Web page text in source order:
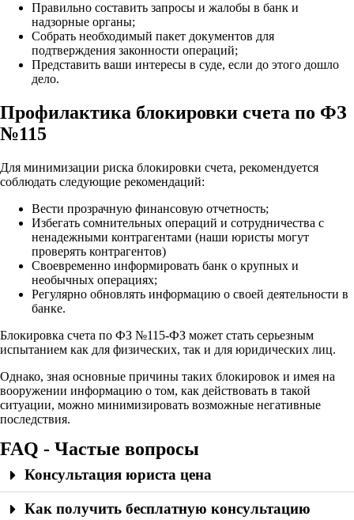
Правильно составить запросы и жалобы в банк и
надзорные органы;
Собрать необходимый пакет документов для
подтверждения законности операций;
Представить ваши интересы в суде, если до этого дошло
дело.
Профилактика блокировки счета по ФЗ
№115
Для минимизации риска блокировки счета, рекомендуется
соблюдать следующие рекомендаций:
Вести прозрачную финансовую отчетность;
Избегать сомнительных операций и сотрудничества с
ненадежными контрагентами (наши юристы могут
проверять контрагентов)
Своевременно информировать банк о крупных и
необычных операциях;
Регулярно обновлять информацию о своей деятельности в
банке.
Блокировка счета по ФЗ №115-ФЗ может стать серьезным
испытанием как для физических, так и для юридических лиц.
Однако, зная основные причины таких блокировок и имея на
вооружении информацию о том, как действовать в такой
ситуации, можно минимизировать возможные негативные
последствия.
FAQ - Частые вопросы
Консультация юриста цена
Как получить бесплатную консультацию